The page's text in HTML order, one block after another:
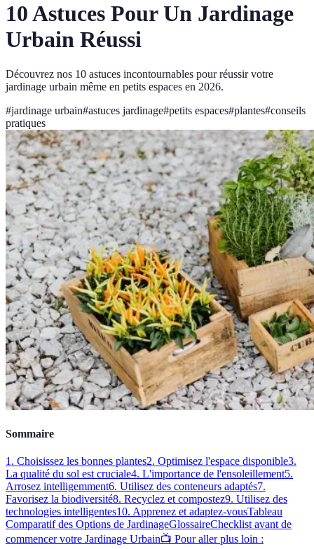
10 Astuces Pour Un Jardinage
Urbain Réussi
Découvrez nos 10 astuces incontournables pour réussir votre
jardinage urbain même en petits espaces en 2026.
#jardinage urbain#astuces jardinage#petits espaces#plantes#conseils
pratiques
Sommaire
1. Choisissez les bonnes plantes2. Optimisez l'espace disponible3.
La qualité du sol est cruciale4. L'importance de l'ensoleillement5.
Arrosez intelligemment6. Utilisez des conteneurs adaptés7.
Favorisez la biodiversité8. Recyclez et compostez9. Utilisez des
technologies intelligentes10. Apprenez et adaptez-vousTableau
Comparatif des Options de JardinageGlossaireChecklist avant de
commencer votre Jardinage Urbain📺 Pour aller plus loin :